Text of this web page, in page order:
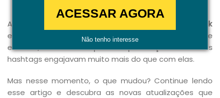
ACESSAR AGORA
Não tenho interesse
Até alguns anos atrás, as
hashtags no Facebook
eram totalmente descartadas, já que por meio de
estudos, validaram que as publicações sem as
hashtags engajavam muito mais do que com elas.
Mas nesse momento, o que mudou? Continue lendo
esse artigo e descubra as novas atualizações que